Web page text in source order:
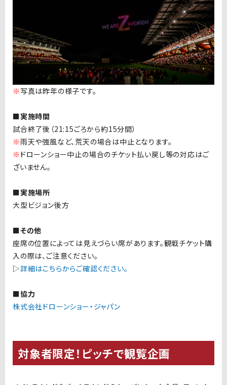
※ 写真は昨年の様子です。
■実施時間
試合終了後（21:15ごろから約15分間）
※雨天や強風など、荒天の場合は中止となります。
※ ドローンショー中止の場合のチケット払い戻し等の対応はご
ざいません。
■実施場所
大型ビジョン後方
■その他
座席の位置によっては見えづらい席があります。観戦チケット購
入の際は、ご注意ください。
▷詳細はこちらからご確認ください。
■協力
株式会社ドローンショー・ジャパン
対象者限定！ピッチで観覧企画